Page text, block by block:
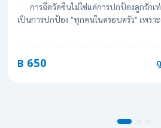
การฉีดวัคซีนไม่ใช่แค่การปกป้องลูกรักเ
เป็นการปกป้อง "ทุกคนในครอบครัว" เพราะ
฿ 650